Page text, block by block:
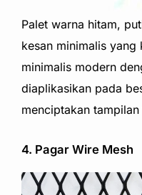
Palet warna hitam,
kesan minimalis yang
minimalis modern
diaplikasikan pada
menciptakan
4. Pagar Wire Mesh